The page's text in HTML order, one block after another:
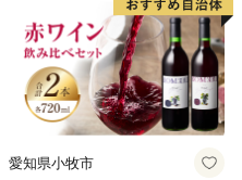
愛知県小牧市